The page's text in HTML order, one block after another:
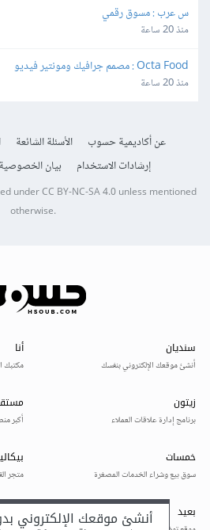
س عرب : مسوق رقمي
منذ 20 ساعة
Octa Food : مصمم جرافيك ومونتير فيديو
منذ 20 ساعة
عن أكاديمية حسوب الأسئلة الشائعة
إرشادات الاستخدام
بيان الخصوصية
underCC BY-NC-SA 4.0unless mentioned
otherwise.